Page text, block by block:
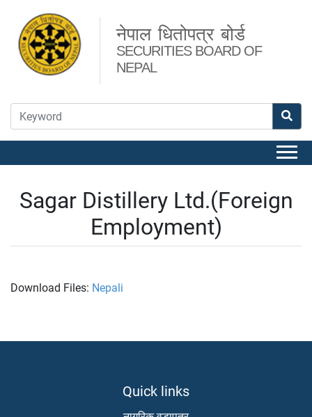
नेपाल धितोपत्र बोर्ड
SECURITIES BOARD OF
NEPAL
Sagar Distillery Ltd.(Foreign
Employment)
Download Files: Nepali
Quick links